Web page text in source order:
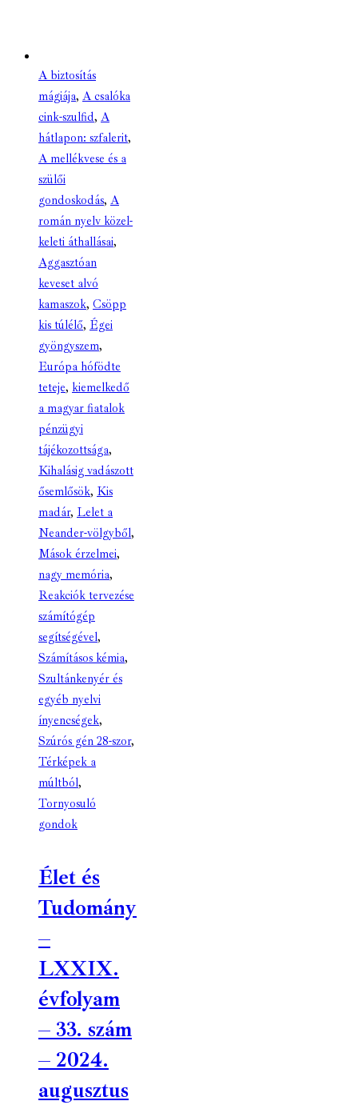
A biztosítás
mágiája, A csalóka
cink-szulfid, A
hátlapon: szfalerit,
A mellékvese és a
szülői
gondoskodás, A
román nyelv közel-
keleti áthallásai,
Aggasztóan
keveset alvó
kamaszok, Csöpp
kis túlélő, Égei
gyöngyszem,
Európa hófödte
teteje, kiemelkedő
a magyar fiatalok
pénzügyi
tájékozottsága,
Kihalásig vadászott
ősemlősök, Kis
madár, Lelet a
Neander-völgyből,
Mások érzelmei,
nagy memória,
Reakciók tervezése
számítógép
segítségével,
Számításos kémia,
Szultánkenyér és
egyéb nyelvi
ínyencségek,
Szúrós gén 28-szor,
Térképek a
múltból,
Tornyosuló
gondok
Élet és
Tudomány
–
LXXIX.
évfolyam
– 33. szám
– 2024.
augusztus